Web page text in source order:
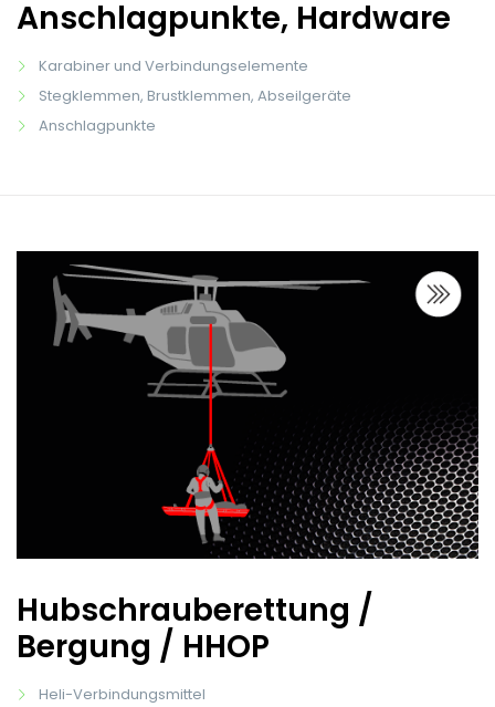
Anschlagpunkte, Hardware
Karabiner und Verbindungselemente
Stegklemmen, Brustklemmen, Abseilgeräte
Anschlagpunkte
Hubschrauberettung /
Bergung / HHOP
Heli-Verbindungsmittel